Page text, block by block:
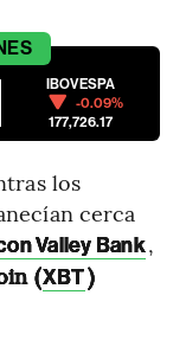
IBOVESPA
-0.09%
177,726.17
los
cerca
Valley Bank,
(XBT)